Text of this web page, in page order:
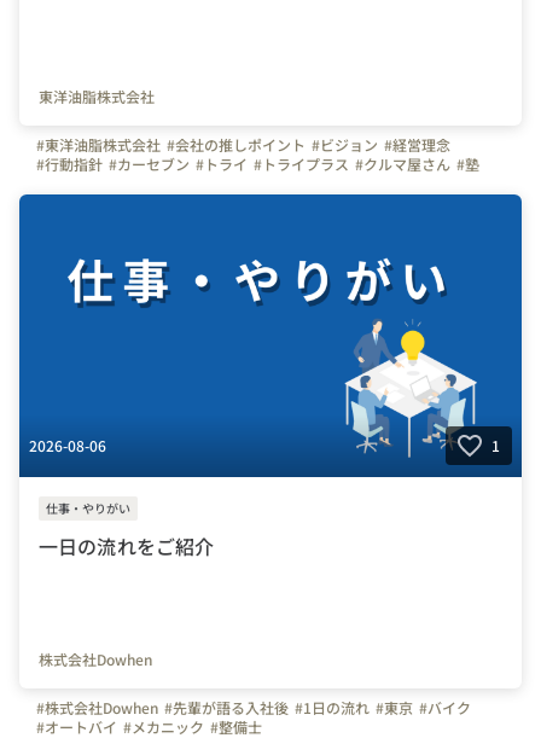
東洋油脂株式会社
#東洋油脂株式会社 #会社の推しポイント #ビジョン #経営理念
#行動指針 #カーセブン #トライ #トライプラス #クルマ屋さん #塾
2026-08-06 1
仕事・やりがい
一日の流れをご紹介
株式会社Dowhen
#株式会社Dowhen #先輩が語る入社後 #1日の流れ #東京 #バイク
#オートバイ #メカニック #整備士